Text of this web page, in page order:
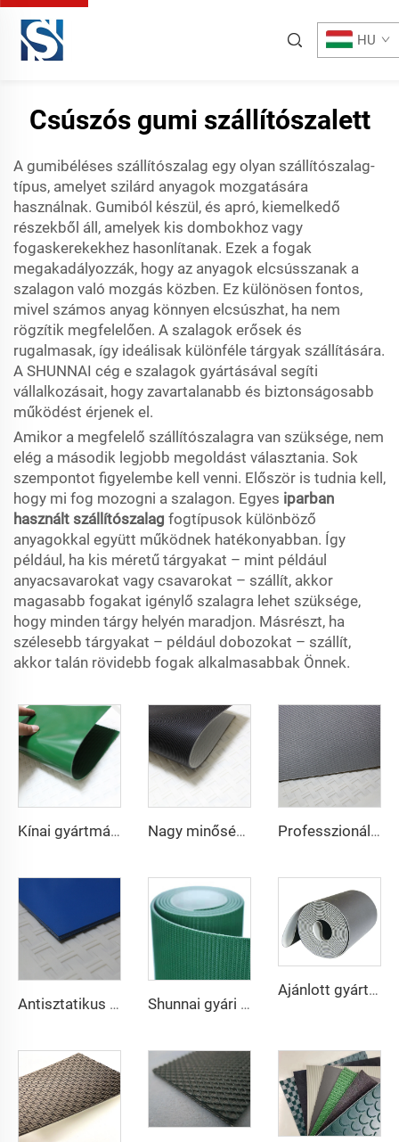
HU
Csúszós gumi szállítószalett
A gumibéléses szállítószalag egy olyan szállítószalag-
típus, amelyet szilárd anyagok mozgatására
használnak. Gumiból készül, és apró, kiemelkedő
részekből áll, amelyek kis dombokhoz vagy
fogaskerekekhez hasonlítanak. Ezek a fogak
megakadályozzák, hogy az anyagok elcsússzanak a
szalagon való mozgás közben. Ez különösen fontos,
mivel számos anyag könnyen elcsúszhat, ha nem
rögzítik megfelelően. A szalagok erősek és
rugalmasak, így ideálisak különféle tárgyak szállítására.
A SHUNNAI cég e szalagok gyártásával segíti
vállalkozásait, hogy zavartalanabb és biztonságosabb
működést érjenek el.
Amikor a megfelelő szállítószalagra van szüksége, nem
elég a második legjobb megoldást választania. Sok
szempontot figyelembe kell venni. Először is tudnia kell,
hogy mi fog mozogni a szalagon. Egyes iparban
használt szállítószalag fogtípusok különböző
anyagokkal együtt működnek hatékonyabban. Így
például, ha kis méretű tárgyakat – mint például
anyacsavarokat vagy csavarokat – szállít, akkor
magasabb fogakat igénylő szalagra lehet szüksége,
hogy minden tárgy helyén maradjon. Másrészt, ha
szélesebb tárgyakat – például dobozokat – szállít,
akkor talán rövidebb fogak alkalmasabbak Önnek.
Kínai gyártmány versenyképes árú PVC szállítószalag Nagy minőségű 2 mm fekete PVC antiszttatikus anyagszállító szalag logisztikai szállításra közvetlenül a gyárból Professzionális gyártású PVC logisztikai szállítószalag hatékony rendezéshez és elosztáshoz éttermi iparok részére
Antisztatikus és antihasadó szállítószalag gyártó pékség- és cukrászipari éttermek számára Shunnai gyári ár futópad szíjak 1,6 mm fekete futópad futószalag PVC sétáló gépszalag
Ajánlott gyártó szupermarket pénztárpult szalaggal, magas sebességű stabilitású szállítószalag, Pu szállítószalag